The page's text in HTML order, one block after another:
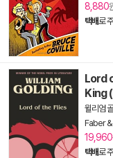
8,880
택배로
Lord
King
윌리엄
Faber
19,960
택배로